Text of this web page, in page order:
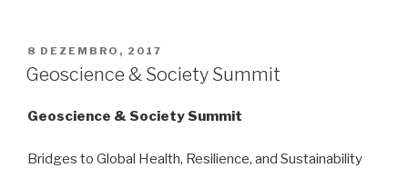
PUBLICADO
EM
8 DEZEMBRO, 2017
Geoscience & Society Summit
Geoscience & Society Summit
Bridges to Global Health, Resilience, and Sustainability